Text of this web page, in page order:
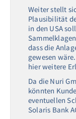
Weiter stellt
Plausibilität
in den USA
dass die
gewesen
hier weitere
Da die Nuri
könnten
eventuellen
Solaris Bank